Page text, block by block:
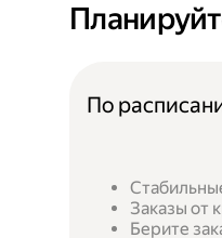
По
Заказы от
Берите